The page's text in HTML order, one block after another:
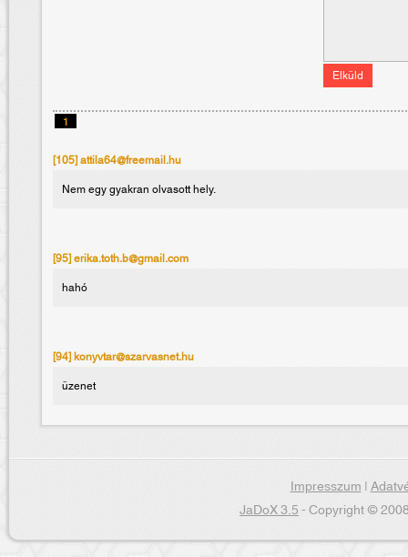
1
[105] attila64@freemail.hu
Nem egy gyakran olvasott hely.
[95] erika.toth.b@gmail.com
hahó
[94] konyvtar@szarvasnet.hu
üzenet
Impresszum|
JaDoX 3.5- Copyright ©